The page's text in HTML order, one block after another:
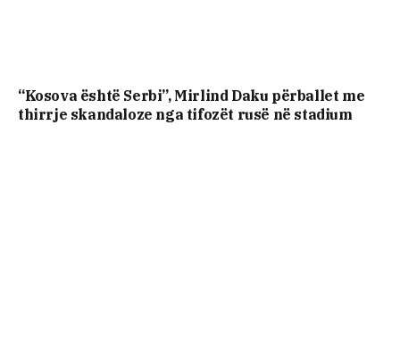
“Kosova është Serbi”, Mirlind Daku përballet me
thirrje skandaloze nga tifozët rusë në stadium